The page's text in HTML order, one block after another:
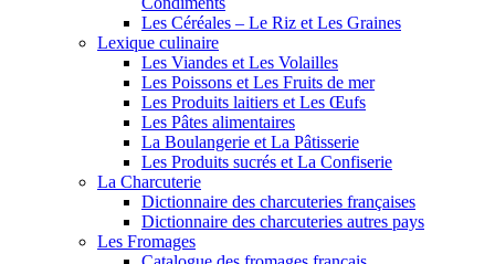
Les Céréales – Le Riz et Les Graines
Lexique culinaire
Les Viandes et Les Volailles
Les Poissons et Les Fruits de mer
Les Produits laitiers et Les Œufs
Les Pâtes alimentaires
La Boulangerie et La Pâtisserie
Les Produits sucrés et La Confiserie
La Charcuterie
Dictionnaire des charcuteries françaises
Dictionnaire des charcuteries autres pays
Les Fromages